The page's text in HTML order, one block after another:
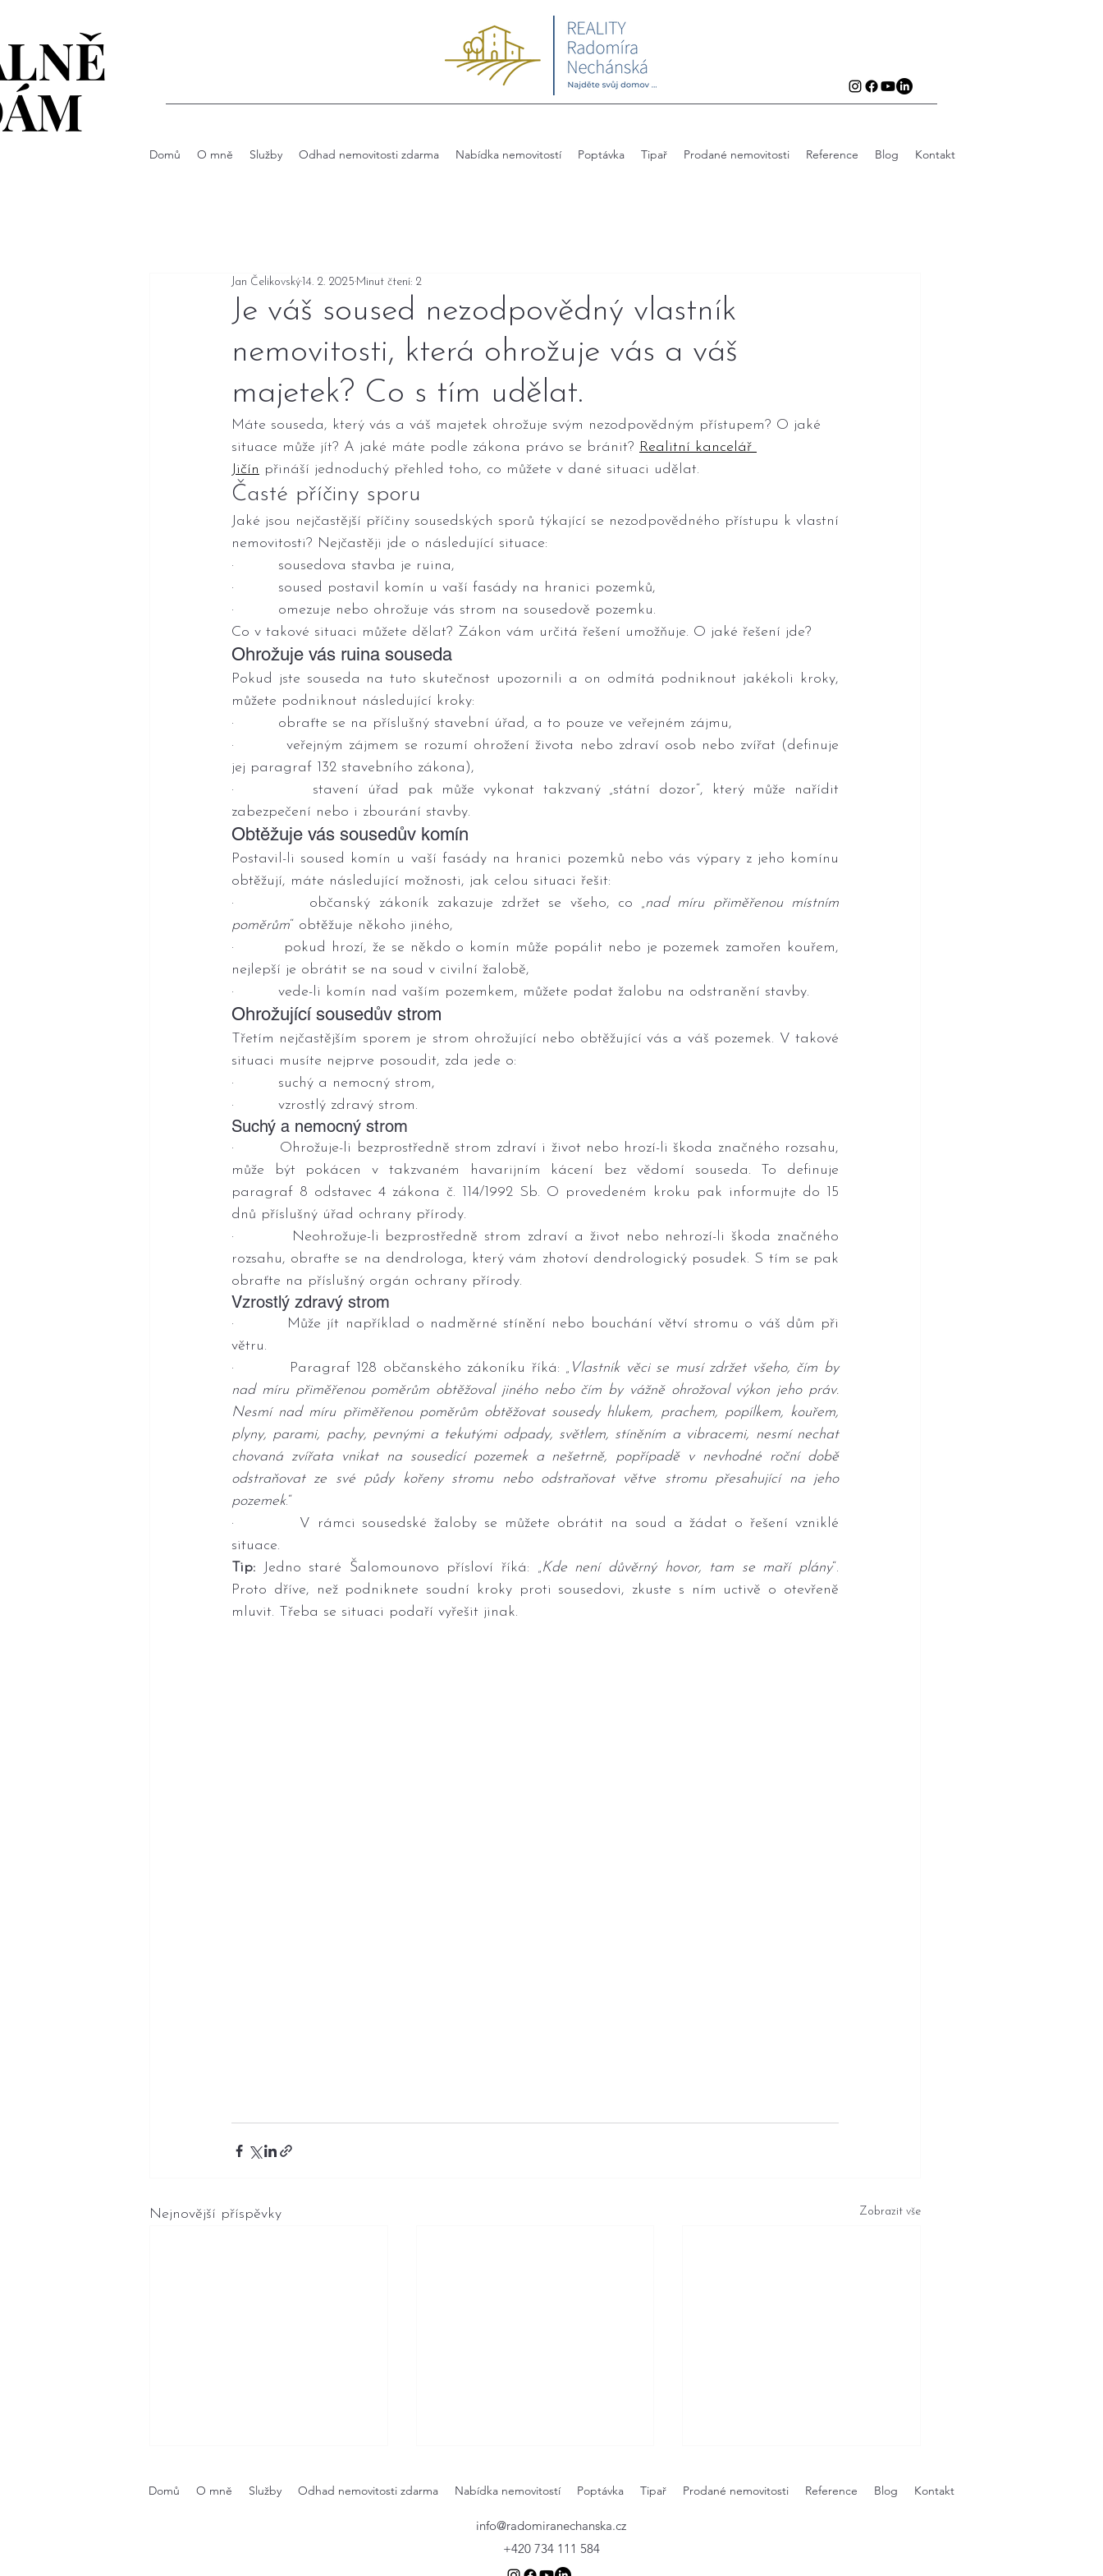
Domů O mně Služby Odhad nemovitosti zdarma Nabídka nemovitostí Poptávka Tipař Prodané nemovitosti Reference Blog Kontakt
Je váš soused nezodpovědný vlastník
nemovitosti, která ohrožuje vás a váš
majetek? Co s tím udělat.
Jan Čelikovský14. 2. 2025 Minut čtení: 2
Máte souseda, který vás a váš majetek ohrožuje svým nezodpovědným přístupem? O jaké
situace může jít? A jaké máte podle zákona právo se bránit? Realitní kancelář
Jičín přináší jednoduchý přehled toho, co můžete v dané situaci udělat.
Časté příčiny sporu
Jaké jsou nejčastější příčiny sousedských sporů týkající se nezodpovědného přístupu k vlastní
nemovitosti? Nejčastěji jde o následující situace:
·         sousedova stavba je ruina,
·         soused postavil komín u vaší fasády na hranici pozemků,
·         omezuje nebo ohrožuje vás strom na sousedově pozemku.
Co v takové situaci můžete dělat? Zákon vám určitá řešení umožňuje. O jaké řešení jde?
Ohrožuje vás ruina souseda
Pokud jste souseda na tuto skutečnost upozornili a on odmítá podniknout jakékoli kroky,
můžete podniknout následující kroky:
·         obraťte se na příslušný stavební úřad, a to pouze ve veřejném zájmu,
·         veřejným zájmem se rozumí ohrožení života nebo zdraví osob nebo zvířat (definuje
jej paragraf 132 stavebního zákona),
·         stavení úřad pak může vykonat takzvaný „státní dozor“, který může nařídit
zabezpečení nebo i zbourání stavby.
Obtěžuje vás sousedův komín
Postavil-li soused komín u vaší fasády na hranici pozemků nebo vás výpary z jeho komínu
obtěžují, máte následující možnosti, jak celou situaci řešit:
·         občanský zákoník zakazuje zdržet se všeho, co „nad míru přiměřenou místním
poměrům“ obtěžuje někoho jiného,
·         pokud hrozí, že se někdo o komín může popálit nebo je pozemek zamořen kouřem,
nejlepší je obrátit se na soud v civilní žalobě,
·         vede-li komín nad vaším pozemkem, můžete podat žalobu na odstranění stavby.
Ohrožující sousedův strom
Třetím nejčastějším sporem je strom ohrožující nebo obtěžující vás a váš pozemek. V takové
situaci musíte nejprve posoudit, zda jede o:
·         suchý a nemocný strom,
·         vzrostlý zdravý strom.
Suchý a nemocný strom
·         Ohrožuje-li bezprostředně strom zdraví i život nebo hrozí-li škoda značného rozsahu,
může být pokácen v takzvaném havarijním kácení bez vědomí souseda. To definuje
paragraf 8 odstavec 4 zákona č. 114/1992 Sb. O provedeném kroku pak informujte do 15
dnů příslušný úřad ochrany přírody.
·         Neohrožuje-li bezprostředně strom zdraví a život nebo nehrozí-li škoda značného
rozsahu, obraťte se na dendrologa, který vám zhotoví dendrologický posudek. S tím se pak
obraťte na příslušný orgán ochrany přírody.
Vzrostlý zdravý strom
·         Může jít například o nadměrné stínění nebo bouchání větví stromu o váš dům při
větru.
·         Paragraf 128 občanského zákoníku říká: „ Vlastník věci se musí zdržet všeho, čím by
nad míru přiměřenou poměrům obtěžoval jiného nebo čím by vážně ohrožoval výkon jeho práv.
Nesmí nad míru přiměřenou poměrům obtěžovat sousedy hlukem, prachem, popílkem, kouřem,
plyny, parami, pachy, pevnými a tekutými odpady, světlem, stíněním a vibracemi, nesmí nechat
chovaná zvířata vnikat na sousedící pozemek a nešetrně, popřípadě v nevhodné roční době
odstraňovat ze své půdy kořeny stromu nebo odstraňovat větve stromu přesahující na jeho
pozemek.“
·         V rámci sousedské žaloby se můžete obrátit na soud a žádat o řešení vzniklé
situace.
Tip: Jedno staré Šalomounovo přísloví říká: „Kde není důvěrný hovor, tam se maří plány“.
Proto dříve, než podniknete soudní kroky proti sousedovi, zkuste s ním uctivě o otevřeně
mluvit. Třeba se situaci podaří vyřešit jinak.
Nejnovější příspěvky Zobrazit vše
Domů O mně Služby Odhad nemovitosti zdarma Nabídka nemovitostí Poptávka Tipař Prodané nemovitosti Reference Blog Kontakt
info@radomiranechanska.cz
+420 734 111 584